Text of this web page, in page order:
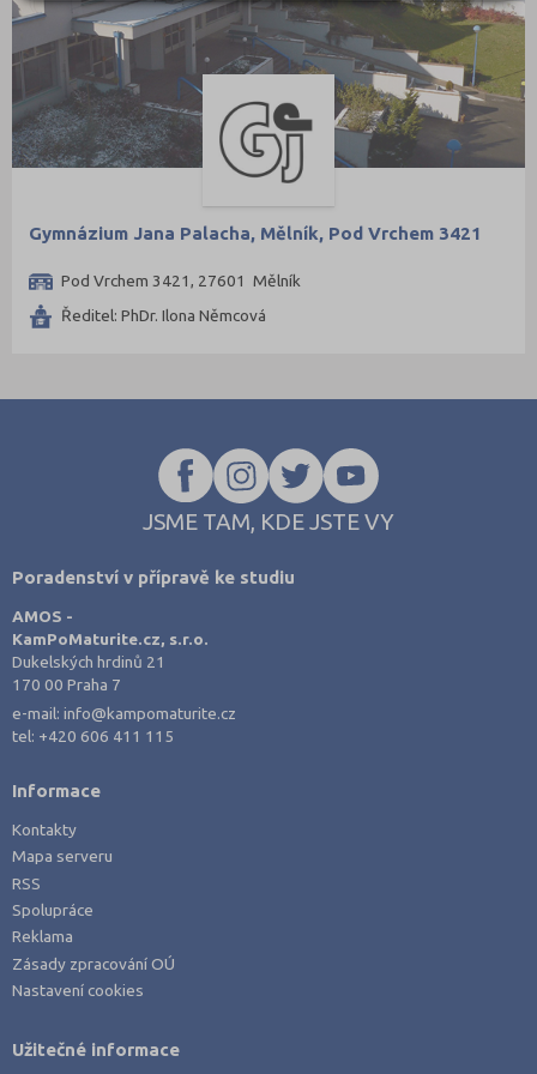
Písek (2)
Plzeň-jih (1)
Plzeň-město (5)
Plzeň-sever (1)
Praha-východ (6)
Prostějov (2)
Rychnov nad Kněžnou (2)
Strakonice (2)
Svitavy (4)
Šumperk (2)
Tábor (3)
Teplice (3)
Trutnov (4)
Třebíč (3)
Uherské Hradiště (5)
Ústí nad Labem (2)
Ústí nad Orlicí (5)
Vyškov (2)
Gymnázium Jana Palacha, Mělník, Pod Vrchem 3421
Pod Vrchem 3421, 27601 Mělník
Ředitel: PhDr. Ilona Němcová
JSME TAM, KDE JSTE VY
Poradenství v přípravě ke studiu
AMOS -
KamPoMaturite.cz, s.r.o.
Dukelských hrdinů 21
170 00 Praha 7
e-mail:info@kampomaturite.cz
tel: +420 606 411 115
Informace
Kontakty
Mapa serveru
RSS
Spolupráce
Reklama
Zásady zpracování OÚ
Nastavení cookies
Užitečné informace